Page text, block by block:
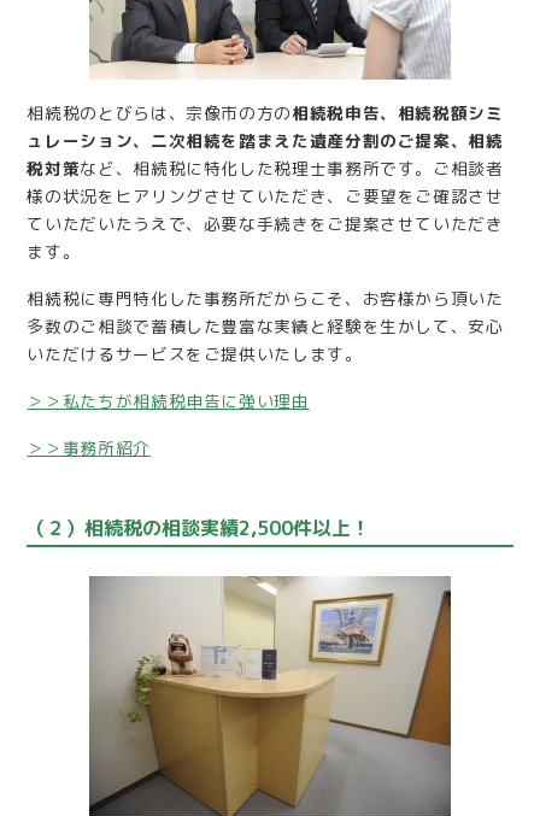
相続税のとびらは、宗像市の方の相続税申告、相続税額シミ
ュレーション、二次相続を踏まえた遺産分割のご提案、相続
税対策など、相続税に特化した税理士事務所です。ご相談者
様の状況をヒアリングさせていただき、ご要望をご確認させ
ていただいたうえで、必要な手続きをご提案させていただき
ます。
相続税に専門特化した事務所だからこそ、お客様から頂いた
多数のご相談で蓄積した豊富な実績と経験を生かして、安心
いただけるサービスをご提供いたします。
＞＞私たちが相続税申告に強い理由
＞＞事務所紹介
（２）相続税の相談実績2,500件以上！